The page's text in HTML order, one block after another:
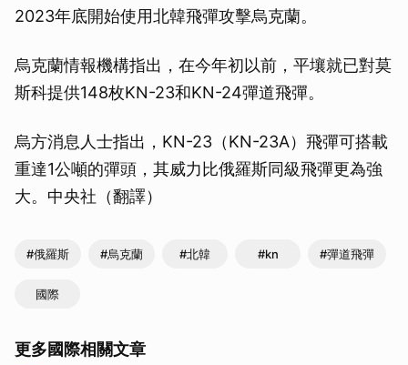
2023年底開始使用北韓飛彈攻擊烏克蘭。
烏克蘭情報機構指出，在今年初以前，平壤就已對莫
斯科提供148枚KN-23和KN-24彈道飛彈。
烏方消息人士指出，KN-23（KN-23A）飛彈可搭載
重達1公噸的彈頭，其威力比俄羅斯同級飛彈更為強
大。中央社（翻譯）
#俄羅斯 #烏克蘭 #北韓 #kn #彈道飛彈
國際
更多國際相關文章